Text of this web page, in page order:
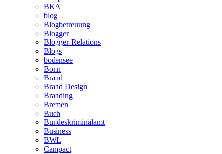
BKA
blog
Blogbetreuung
Blogger
Blogger-Relations
Blogs
bodensee
Bonn
Brand
Brand Design
Branding
Bremen
Buch
Bundeskriminalamt
Business
BWL
Campact